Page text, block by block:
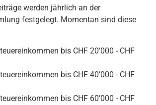
werden jährlich an der
festgelegt. Momentan sind diese
bis CHF 20’000 - CHF
bis CHF 40’000 - CHF
bis CHF 60’000 - CHF